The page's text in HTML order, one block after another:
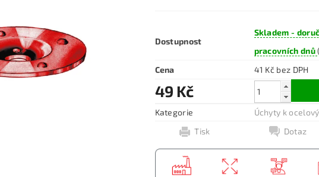
Dostupnost
Skladem -
pracovních dnů
Cena
41 Kč bez DPH
49 Kč
Kategorie
Úchyty k
Tisk
Dotaz